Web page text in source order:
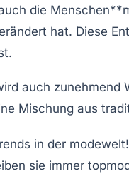
die
hat. Diese
auch zunehmend
Mischung aus